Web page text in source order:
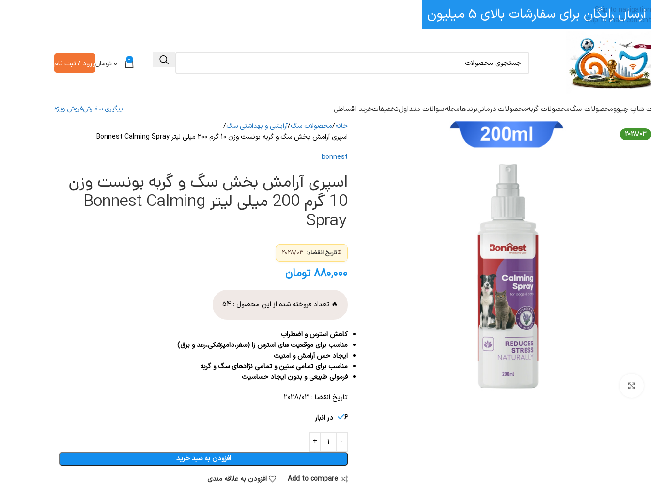
Skip to navigation
Skip to main content
0 ۰تومانورود / ثبت نام
شاپ چیوومحصولات سگمحصولات گربهمحصولات درمانیبرندهامجلهسوالات متداولتخفیفاتخرید اقساطی پیگیری سفارشفروش ویژه
2028/03
خانه محصولات سگ آرایشی و بهداشتی سگ
اسپری آرامش بخش سگ و گربه بونست وزن 10 گرم 200 میلی لیتر Bonnest Calming Spray
bonnest
اسپری آرامش بخش سگ و گربه بونست وزن
10 گرم 200 میلی لیتر Bonnest Calming
Spray
⏳تاریخ انقضاء:
۸۸۰,۰۰۰ تومان
🔥 تعداد فروخته شده از این محصول :54
کاهش استرس و اضطراب
مناسب برای موقعیت های استرس زا (سفر،دامپزشکی،رعد و برق)
ایجاد حس آرامش و امنیت
مناسب برای تمامی سنین و تمامی نژادهای سگ و گربه
فرمولی طبیعی و بدون ایجاد حساسیت
تاریخ انقضا : 2028/03
6 در انبار
افزودن به سبد خرید
Add to compare
افزودن به علاقه مندی
ارسال رایگان برای سفارشات بالای 5 میلیون